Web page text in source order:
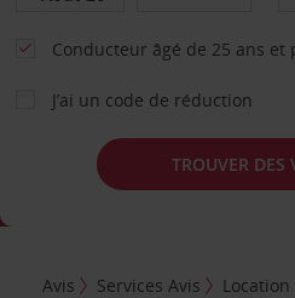
Conducteur âgé de 25 ans et
J’ai un code de réduction
TROUVER DES
Avis Services Avis